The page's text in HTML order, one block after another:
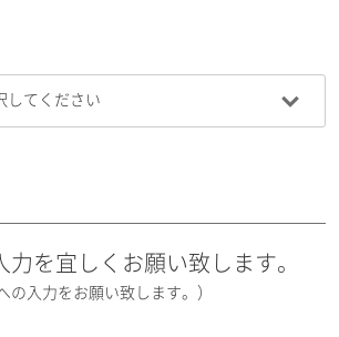
力を宜しくお願い致します。
の入力をお願い致します。）